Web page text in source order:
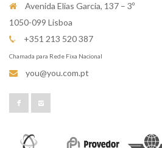
Avenida Elias Garcia, 137 – 3º
1050-099 Lisboa
+351 213 520 387
Chamada para Rede Fixa Nacional
you@you.com.pt